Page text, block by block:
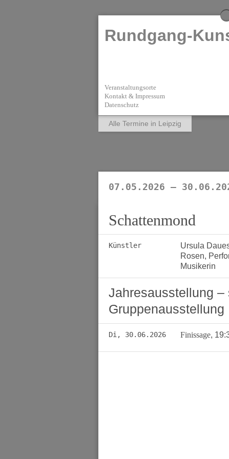
Rundgang-
Veranstaltungsorte
Kontakt & Impressum
Datenschutz
Alle Termine in Leipzig
07.05.2026 —
Schattenmond
Künstler
Ursula
Rosen,
Musikerin
Jahresausstellung –
Gruppenausstellung
Di, 30.06.2026 Finissage,